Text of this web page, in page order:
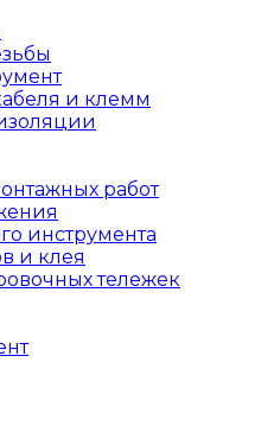
и клемм
работ
инструмента
и клея
тележек